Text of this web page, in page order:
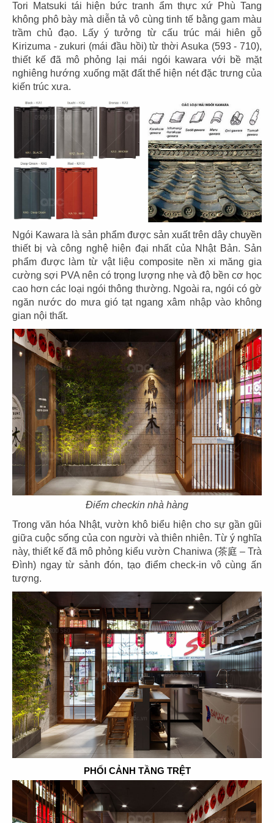
Tori Matsuki tái hiện bức tranh ẩm thực xứ Phù Tang
không phô bày mà diễn tả vô cùng tinh tế bằng gam màu
trầm chủ đạo. Lấy ý tưởng từ cấu trúc mái hiên gỗ
Kirizuma - zukuri (mái đầu hồi) từ thời Asuka (593 - 710),
thiết kế đã mô phỏng lại mái ngói kawara với bề mặt
nghiêng hướng xuống mặt đất thể hiện nét đặc trưng của
kiến trúc xưa.
Ngói Kawara là sản phẩm được sản xuất trên dây chuyền
thiết bị và công nghệ hiện đại nhất của Nhật Bản. Sản
phẩm được làm từ vật liệu composite nền xi măng gia
cường sợi PVA nên có trọng lượng nhẹ và độ bền cơ học
cao hơn các loại ngói thông thường. Ngoài ra, ngói có gờ
ngăn nước do mưa gió tạt ngang xâm nhập vào không
gian nội thất.
Điểm checkin nhà hàng
Trong văn hóa Nhật, vườn khô biểu hiện cho sự gần gũi
giữa cuộc sống của con người và thiên nhiên. Từ ý nghĩa
này, thiết kế đã mô phỏng kiểu vườn Chaniwa (茶庭 – Trà
Đình) ngay từ sảnh đón, tạo điểm check-in vô cùng ấn
tượng.
PHỐI CẢNH TẦNG TRỆT
THIẾT KẾ THI CÔNG NHÀ HÀNG NHẬT
TOSHIRO - Q.7
Chủ đầu tư: Công Ty TNHH Fnb Toshiro
Diện tích: 200m2
Địa điểm: 61 Đường số 39, P. Tân Quy, Q.7
CHI TIẾT
THIẾT KẾ NHÀ HÀNG NHẬT SUSHI WAY
- PHẠM NGỌC THẠCH
Chủ đầu tư: Nhà hàng Sushi Way
Diện tích: 193.4m2
Địa điểm: 6A Phạm Ngọc Thạch, Phường Võ Thị
Sáu, Q.3 , Thành phố Hồ Chí Minh
CHI TIẾT
THIẾT KẾ NHÀ HÀNG NHẬT KOBE
LEGEND
Chủ đầu tư: Tập đoàn 365 GROUP
Diện tích: 369 m2
Địa điểm: 18 Bis Cộng Hòa, P.4, Q. Tân Bình, Tp.
HCM
CHI TIẾT